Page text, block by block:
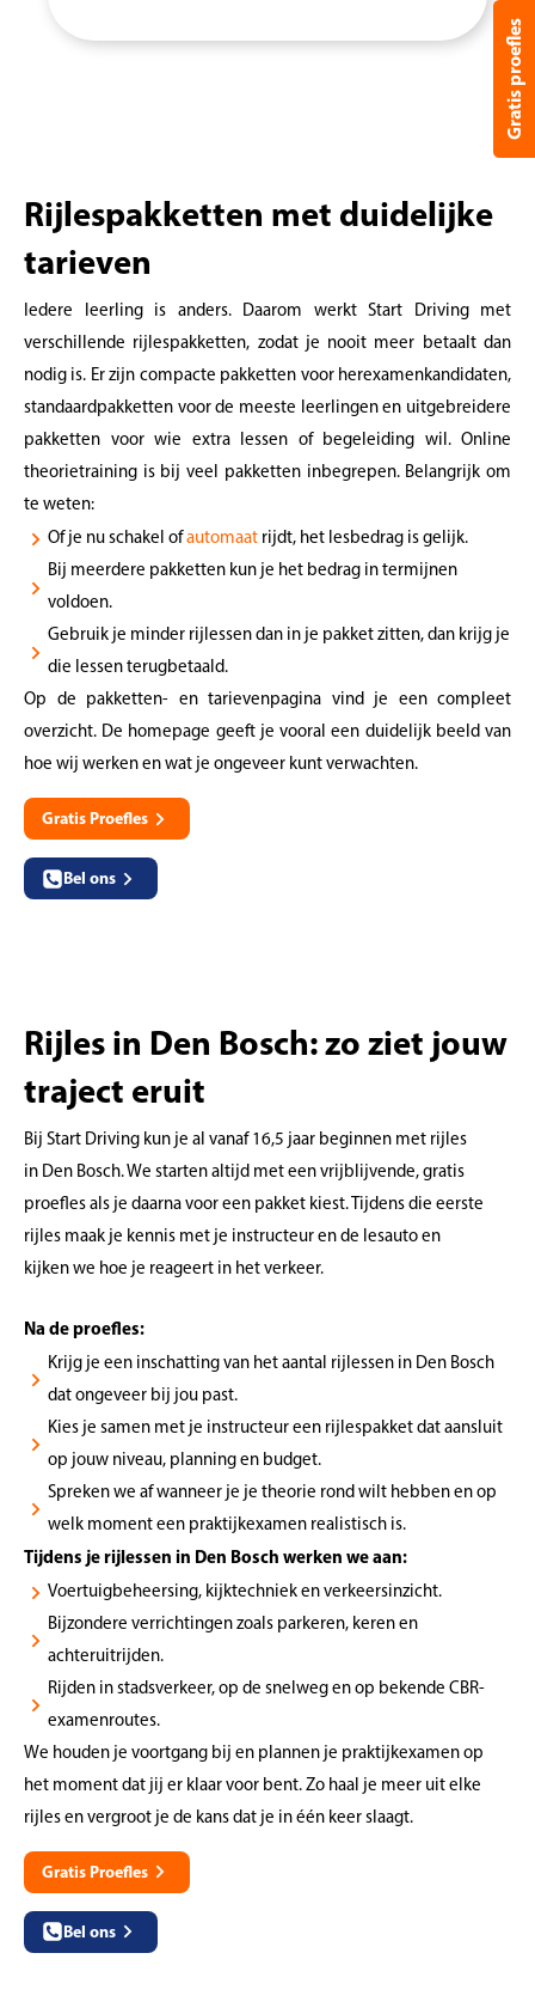
Gratis proefles
Rijlespakketten met duidelijke
tarieven
Iedere leerling is anders. Daarom werkt Start Driving met
verschillende rijlespakketten, zodat je nooit meer betaalt dan
nodig is. Er zijn compacte pakketten voor herexamenkandidaten,
standaardpakketten voor de meeste leerlingen en uitgebreidere
pakketten voor wie extra lessen of begeleiding wil. Online
theorietraining is bij veel pakketten inbegrepen. Belangrijk om
te weten:
Of je nu schakel ofautomaat rijdt, het lesbedrag is gelijk.
Bij meerdere pakketten kun je het bedrag in termijnen
voldoen.
Gebruik je minder rijlessen dan in je pakket zitten, dan krijg je
die lessen terugbetaald.
Op de pakketten- en tarievenpagina vind je een compleet
overzicht. De homepage geeft je vooral een duidelijk beeld van
hoe wij werken en wat je ongeveer kunt verwachten.
Gratis Proefles
Bel ons
Rijles in Den Bosch: zo ziet jouw
traject eruit
Bij Start Driving kun je al vanaf 16,5 jaar beginnen met rijles
in Den Bosch. We starten altijd met een vrijblijvende, gratis
proefles als je daarna voor een pakket kiest. Tijdens die eerste
rijles maak je kennis met je instructeur en de lesauto en
kijken we hoe je reageert in het verkeer.
Na de proefles:
Krijg je een inschatting van het aantal rijlessen in Den Bosch
dat ongeveer bij jou past.
Kies je samen met je instructeur een rijlespakket dat aansluit
op jouw niveau, planning en budget.
Spreken we af wanneer je je theorie rond wilt hebben en op
welk moment een praktijkexamen realistisch is.
Tijdens je rijlessen in Den Bosch werken we aan:
Voertuigbeheersing, kijktechniek en verkeersinzicht.
Bijzondere verrichtingen zoals parkeren, keren en
achteruitrijden.
Rijden in stadsverkeer, op de snelweg en op bekende CBR-
examenroutes.
We houden je voortgang bij en plannen je praktijkexamen op
het moment dat jij er klaar voor bent. Zo haal je meer uit elke
rijles en vergroot je de kans dat je in één keer slaagt.
Gratis Proefles
Bel ons